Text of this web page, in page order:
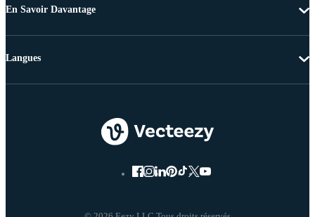
En Savoir Davantage
Langues